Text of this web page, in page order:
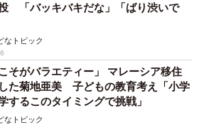
「バッキバキだな」「ばり渋いで
なトピック
こそがバラエティー」 マレーシア移住
た菊地亜美 子どもの教育考え「小学
するこのタイミングで挑戦」
なトピック